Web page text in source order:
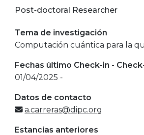
Post-doctoral Researcher
Tema de investigación
Computación cuántica para la
Fechas último Check-in -
01/04/2025 -
Datos de contacto
a.carreras@dipc.org
Estancias anteriores